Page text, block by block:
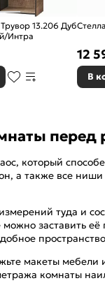
13.206 Дуб
Интра
12
В
перед
который
а также все
туда и
заставить
макеты
комнаты